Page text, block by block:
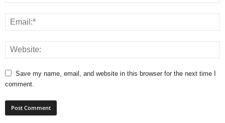
Save my name, email, and website in this browser for the next time I
comment.